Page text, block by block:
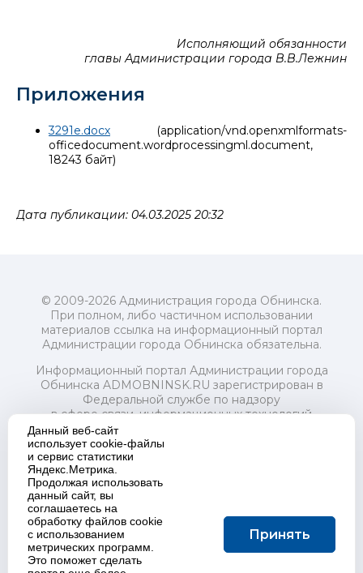
Исполняющий обязанности
главы Администрации города В.В.Лежнин
Приложения
3291e.docx (application/vnd.openxmlformats-
officedocument.wordprocessingml.document,
18243 байт)
Дата публикации: 04.03.2025 20:32
© 2009-2026 Администрация города Обнинска.
При полном, либо частичном использовании
материалов ссылка на информационный портал
Администрации города Обнинска обязательна.
Информационный портал Администрации города
Обнинска ADMOBNINSK.RU зарегистрирован в
Федеральной службе по надзору
в сфере связи, информационных технологий
и массовых коммуникаций (Роскомнадзор) 24 июля
2018 года.
Свидетельство о регистрации Эл № ФС77-73321
Учредитель: Администрация (исполнительно-
распорядительный орган) городского округа "Город
Обнинск". Главный редактор: Байкова Е.А.
Адрес электронной почты Редакции:
redactor@admobninsk.ru
Телефон Редакции: +7 (484) 395-85-85
Данный веб-сайт
использует cookie-файлы
и сервис статистики
Яндекс.Метрика.
Продолжая использовать
данный сайт, вы
соглашаетесь на
обработку файлов cookie
с использованием
метрических программ.
Это поможет сделать
Принять